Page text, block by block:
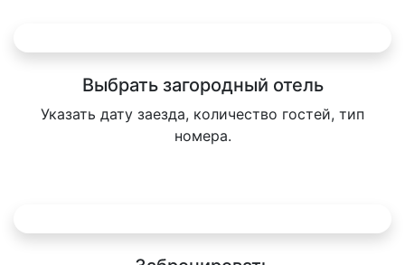
Выбрать загородный отель
Указать дату заезда, количество гостей, тип
номера.